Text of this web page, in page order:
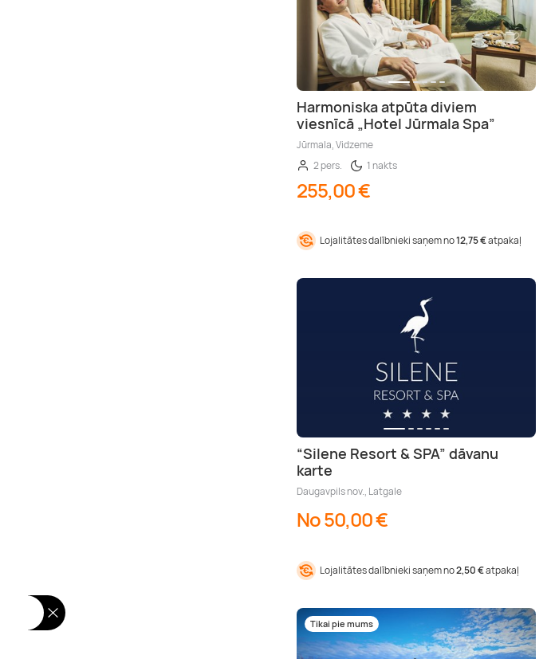
Harmoniska atpūta diviem
viesnīcā „Hotel Jūrmala Spa”
Jūrmala, Vidzeme
2 pers.
1 nakts
255,00 €
Lojalitātes dalībnieki saņem no12,75 €atpakaļ
“Silene Resort & SPA” dāvanu
karte
Daugavpils nov., Latgale
No 50,00 €
Lojalitātes dalībnieki saņem no2,50 €atpakaļ
Tikai pie mums